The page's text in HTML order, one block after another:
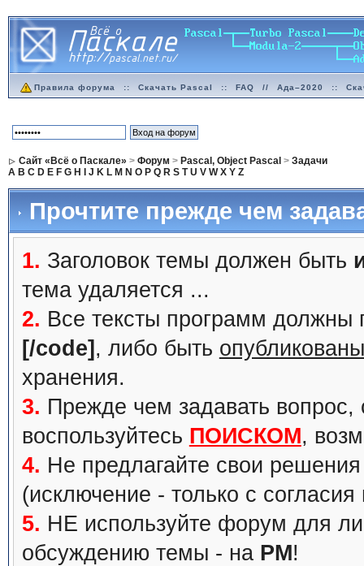
Правила форума :: Скачать Pascal :: FAQ // Ада–2020 ::
Сайт «Всё о Паскале» > Форум > Pascal, Object Pascal > Задачи
A B C D E F G H J K L M N O P Q R S T U V W X Y Z
Прочтите прежде чем
1. Заголовок темы должен быть
тема удаляется ...
2. Все тексты программ должны
[/code] , либо быть
хранения.
3. Прежде чем задавать вопрос,
воспользуйтесь ПОИСКОМ,
4. Не предлагайте свои
(исключение - только с
5. НЕ используйте форум для
обсуждению темы - на PM!